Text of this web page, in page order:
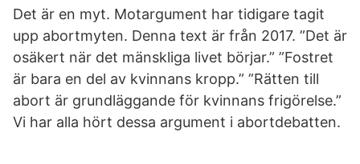
Det är en myt. Motargument har tidigare tagit
upp abortmyten. Denna text är från 2017. ”Det är
osäkert när det mänskliga livet börjar.” ”Fostret
är bara en del av kvinnans kropp.” ”Rätten till
abort är grundläggande för kvinnans frigörelse.”
Vi har alla hört dessa argument i abortdebatten.